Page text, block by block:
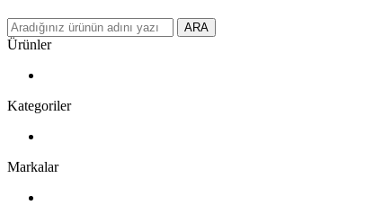
ARA
Ürünler
Kategoriler
Markalar